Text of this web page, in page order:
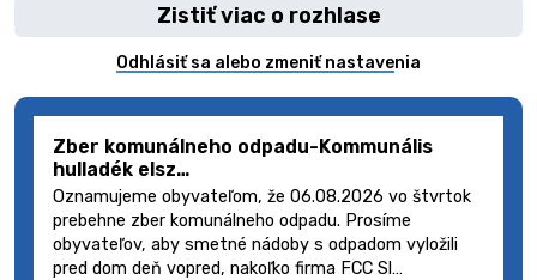
Zistiť viac o rozhlase
Odhlásiť sa alebo zmeniť nastavenia
Zber komunálneho odpadu-Kommunális
hulladék elsz…
Oznamujeme obyvateľom, že 06.08.2026 vo štvrtok
prebehne zber komunálneho odpadu. Prosíme
obyvateľov, aby smetné nádoby s odpadom vyložili
pred dom deň vopred, nakoľko firma FCC Sl…